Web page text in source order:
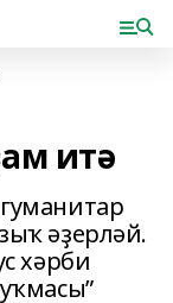
итә
әҙерләй.
хәрби